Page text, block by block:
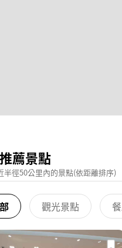
薦景點
半徑50公里內的景點(依距離排序)
觀光景點